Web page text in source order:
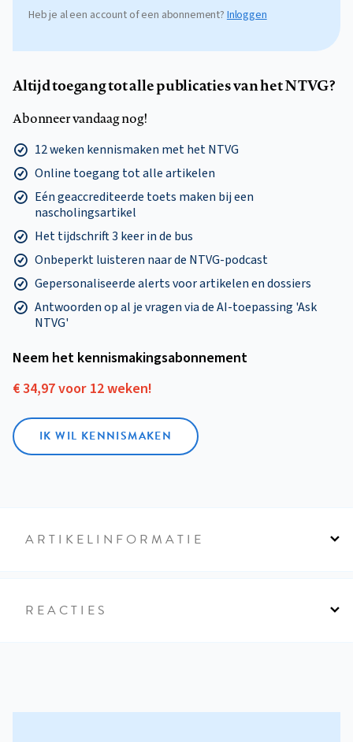
Heb je al een account of een abonnement? Inloggen
Altijd toegang tot alle publicaties van het NTVG?
Abonneer vandaag nog!
12 weken kennismaken met het NTVG
Online toegang tot alle artikelen
Eén geaccrediteerde toets maken bij een
nascholingsartikel
Het tijdschrift 3 keer in de bus
Onbeperkt luisteren naar de NTVG-podcast
Gepersonaliseerde alerts voor artikelen en dossiers
Antwoorden op al je vragen via de AI-toepassing 'Ask
NTVG'
Neem het kennismakings­abonnement
€ 34,97 voor 12 weken!
IK WIL KENNISMAKEN
ARTIKELINFORMATIE
REACTIES